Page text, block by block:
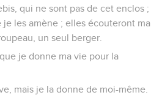
qui ne sont pas de cet enclos ;
je les amène ; elles écouteront ma
un seul berger.
je donne ma vie pour la
mais je la donne de moi-même.